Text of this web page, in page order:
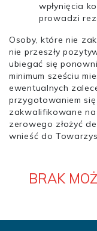
wpłynięcia
prowadzi
Osoby, które nie
nie przeszły
ubiegać się
minimum sześciu
ewentualnych
przygotowaniem
zakwalifikowane
zerowego złożyć
wnieść do
BRAK